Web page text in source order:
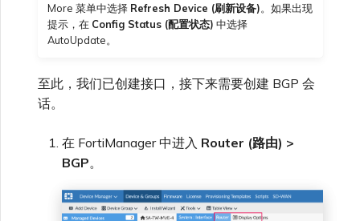
More 菜单中选择 Refresh Device (刷新设备)。如果出现
提示，在 Config Status (配置状态) 中选择
AutoUpdate。
至此，我们已创建接口，接下来需要创建 BGP 会
话。
在 FortiManager 中进入 Router (路由) >
BGP。